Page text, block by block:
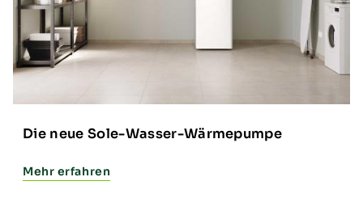
Die neue Sole-Wasser-Wärmepumpe
Mehr erfahren